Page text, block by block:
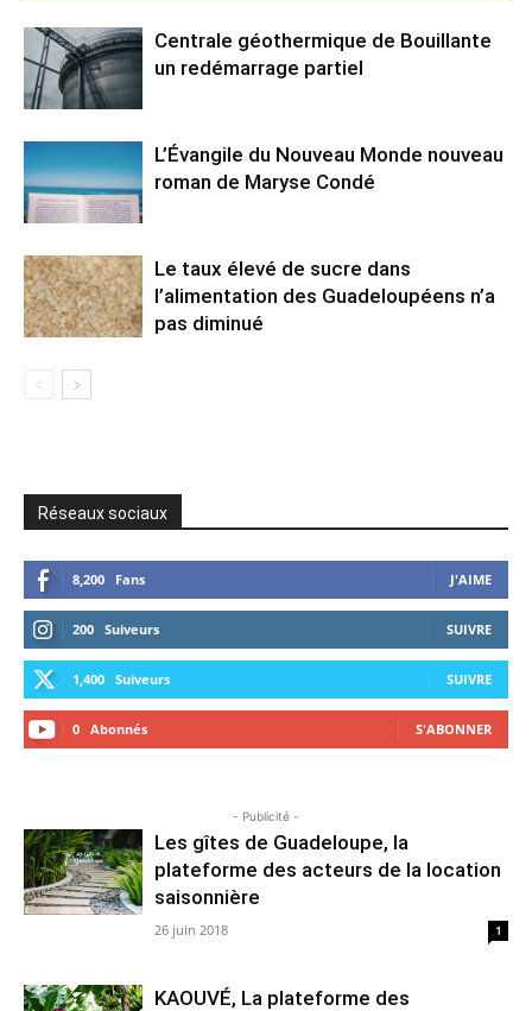
Centrale géothermique de Bouillante
un redémarrage partiel
L’Évangile du Nouveau Monde nouveau
roman de Maryse Condé
Le taux élevé de sucre dans
l’alimentation des Guadeloupéens n’a
pas diminué
Réseaux sociaux
8,200 Fans J'AIME
200 Suiveurs SUIVRE
1,400 Suiveurs SUIVRE
0 Abonnés S'ABONNER
- Publicité -
Les gîtes de Guadeloupe, la
plateforme des acteurs de la location
saisonnière
26 juin 2018 1
KAOUVÉ, La plateforme des